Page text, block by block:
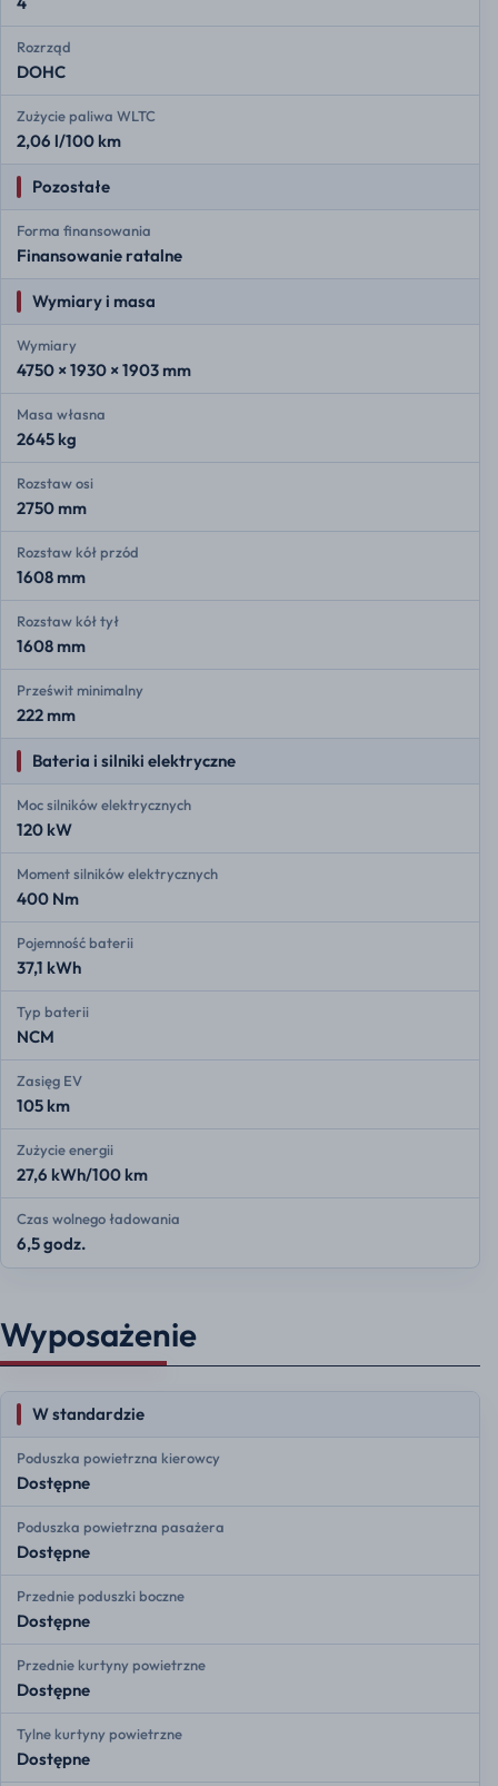
Rozrząd
DOHC
Zużycie paliwa WLTC
2,06 l/100 km
Pozostałe
Forma finansowania
Finansowanie ratalne
Wymiary i masa
Wymiary
4750 × 1930 × 1903 mm
Masa własna
2645 kg
Rozstaw osi
2750 mm
Rozstaw kół przód
1608 mm
Rozstaw kół tył
1608 mm
Prześwit minimalny
222 mm
Bateria i silniki elektryczne
Moc silników elektrycznych
120 kW
Moment silników elektrycznych
400 Nm
Pojemność baterii
37,1 kWh
Typ baterii
NCM
Zasięg EV
105 km
Zużycie energii
27,6 kWh/100 km
Czas wolnego ładowania
6,5 godz.
Wyposażenie
W standardzie
Poduszka powietrzna kierowcy
Dostępne
Poduszka powietrzna pasażera
Dostępne
Przednie poduszki boczne
Dostępne
Przednie kurtyny powietrzne
Dostępne
Tylne kurtyny powietrzne
Dostępne